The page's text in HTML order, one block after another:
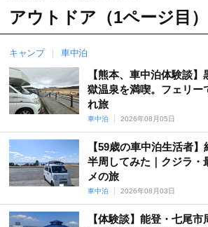
アウトドア（1ページ目）
キャンプ 車中泊
【熊本、車中泊体験談
獄温泉を満喫。フェリー
れ旅
車中泊 2026年08月05日
【59歳の車中泊生活者
半周してみた｜クジラ・
メの旅
車中泊 2026年08月03日
【体験談】能登・七尾